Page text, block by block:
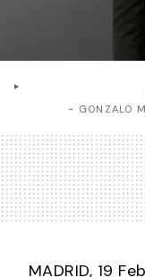
- GONZALO
MADRID, 19